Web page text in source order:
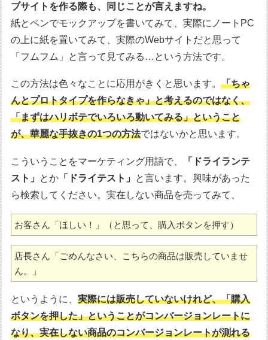
ブサイトを作る際も、同じことが言えますね。
紙とペンでモックアップを書いてみて、実際にノートPC
の上に紙を置いてみて、実際のWebサイトだと思って
「フムフム」と言って見てみる…という方法です。
この方法は色々なことに応用がきくと思います。「ちゃ
んとプロトタイプを作らなきゃ」と考えるのではなく、
「まずはハリボテでいろいろ動いてみる」ということ
が、華麗な手抜きの1つの方法ではないかと思います。
こういうことをマーケティング用語で、
「ドライランテ
スト」 とか 「ドライテスト」 と言います。興味があった
ら検索してください。実在しない商品を売ってみて、
お客さん「ほしい！」（と思って、購入ボタンを押す）
店長さん「ごめんなさい、こちらの商品は販売していませ
ん。」
というように、実際には販売していないけれど、「購入
ボタンを押した」ということがコンバージョンレートに
なり、実在しない商品のコンバージョンレートが測れる